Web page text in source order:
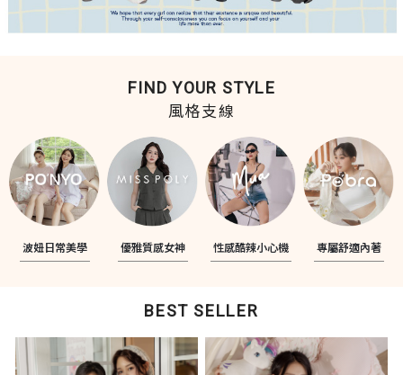
FIND YOUR STYLE
風格支線
波妞日常美學 優雅質感女神 性感酷辣小心機 專屬舒適內著
BEST SELLER